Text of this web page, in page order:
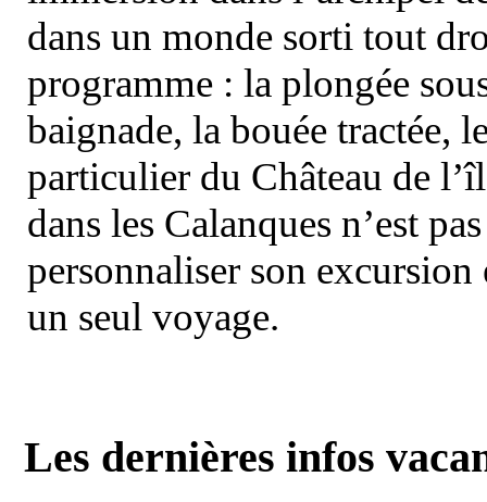
dans un monde sorti tout
programme : la plongée
baignade, la bouée tractée,
particulier du Château de
dans les Calanques n’est
personnaliser son
un seul voyage.
Les dernières infos